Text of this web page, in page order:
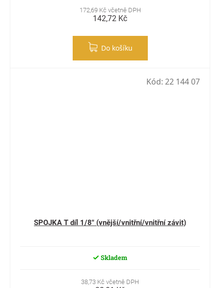
172,69 Kč včetně DPH
142,72 Kč
Do košíku
SPOJKA T díl 1/8" (vnější/vnitřní/vnitřní závit)
Skladem
38,73 Kč včetně DPH
Kód: 22 144 07